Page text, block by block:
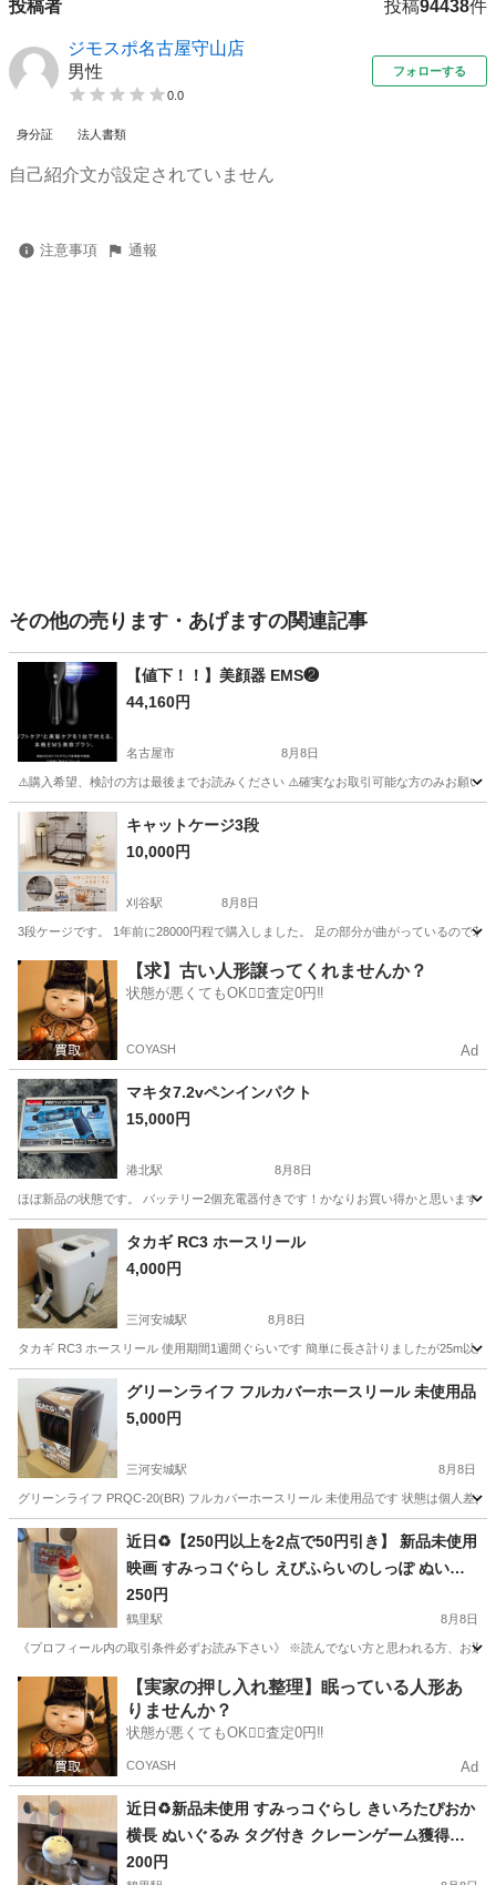
投稿者 投稿94438件
ジモスポ名古屋守山店
男性
0.0
フォローする
身分証 法人書類
自己紹介文が設定されていません
注意事項 通報
その他の売ります・あげますの関連記事
【値下！！】美顔器 EMS❷
44,160円
名古屋市 8月8日
⚠️購入希望、検討の方は最後までお読みください ⚠️確実なお取引可能な方のみお願い
愛知 名古屋市 その他 EMS
キャットケージ3段
10,000円
刈谷駅 8月8日
3段ケージです。 1年前に28000円程で購入しました。 足の部分が曲がっているので
愛知 刈谷市 刈谷駅 その他 キャットケージ
【求】古い人形譲ってくれませんか？
状態が悪くてもOK🙆‍♀️査定0円‼️
COYASH Ad
マキタ7.2vペンインパクト
15,000円
港北駅 8月8日
ほぼ新品の状態です。 バッテリー2個充電器付きです！かなりお買い得かと思います！
愛知 名古屋市 港北駅 その他
タカギ RC3 ホースリール
4,000円
三河安城駅 8月8日
タカギ RC3 ホースリール 使用期間1週間ぐらいです 簡単に長さ計りましたが25m以
愛知 安城市 三河安城駅 タカギ
グリーンライフ フルカバーホースリール 未使用品
5,000円
三河安城駅 8月8日
グリーンライフ PRQC-20(BR) フルカバーホースリール 未使用品です 状態は個人差
愛知 安城市 三河安城駅 その他 グリーン
近日♻️【250円以上を2点で50円引き】 新品未使用
映画 すみっコぐらし えびふらいのしっぽ ぬいぐ
るみ タグ付き クレーンゲーム獲得品❁¨̮
250円
鶴里駅 8月8日
《プロフィール内の取引条件必ずお読み下さい》 ※読んでない方と思われる方、お
愛知 名古屋市 鶴里駅 その他 すみっコぐらし
【実家の押し入れ整理】眠っている人形あ
りませんか？
状態が悪くてもOK🙆‍♀️査定0円‼️
COYASH Ad
近日♻️新品未使用 すみっコぐらし きいろたぴおか
横長 ぬいぐるみ タグ付き クレーンゲーム獲得品❁
¨̮
200円